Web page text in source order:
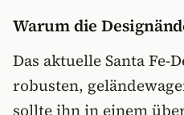
Warum die
Das aktuelle Santa Fe-
robusten,
sollte ihn in einem